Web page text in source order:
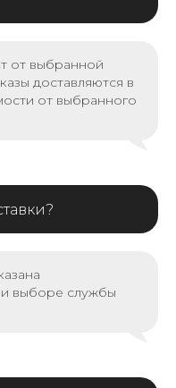
от выбранной
доставляются в
от выбранного
выборе службы